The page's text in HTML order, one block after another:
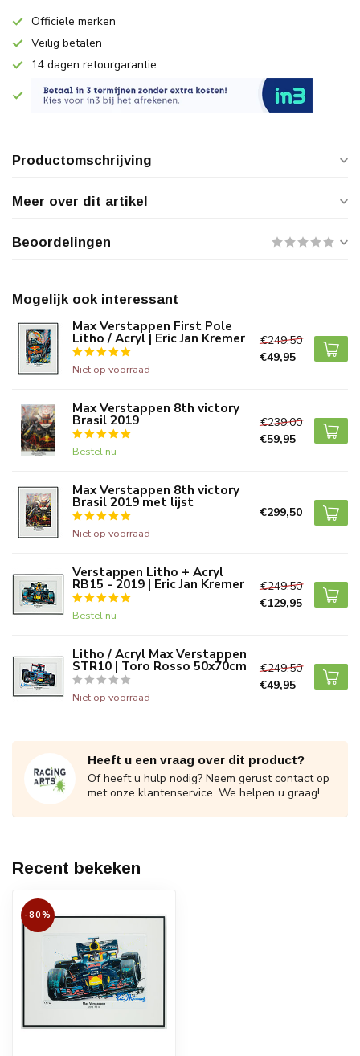
Officiele merken
Veilig betalen
14 dagen retourgarantie
Productomschrijving
Meer over dit artikel
Beoordelingen
Mogelijk ook interessant
Max Verstappen First Pole
Litho / Acryl | Eric Jan Kremer
Niet op voorraad
€249,50
€49,95
Max Verstappen 8th victory
Brasil 2019
Bestel nu
€239,00
€59,95
Max Verstappen 8th victory
Brasil 2019 met lijst
Niet op voorraad
€299,50
Verstappen Litho + Acryl
RB15 - 2019 | Eric Jan Kremer
Bestel nu
€249,50
€129,95
Litho / Acryl Max Verstappen
STR10 | Toro Rosso 50x70cm
Niet op voorraad
€249,50
€49,95
Heeft u een vraag over dit product?
Of heeft u hulp nodig? Neem gerust contact op
met onze klantenservice. We helpen u graag!
Recent bekeken
-80%